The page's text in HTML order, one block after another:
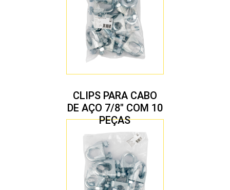
CLIPS PARA CABO
DE AÇO 7/8″ COM 10
PEÇAS